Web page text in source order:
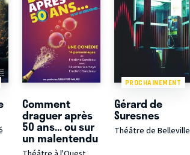
Comment
draguer après
50 ans... ou sur
un malentendu
PROCHAINEMENT
Gérard de
Suresnes
Théâtre de Belleville